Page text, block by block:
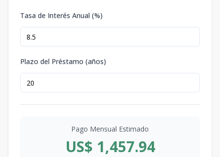
Tasa de Interés Anual (%)
Plazo del Préstamo (años)
Pago Mensual Estimado
US$ 1,457.94